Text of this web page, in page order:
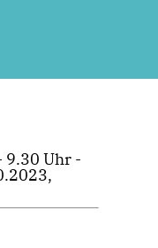
9.30 Uhr -